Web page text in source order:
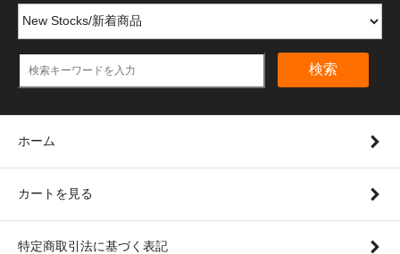
検索
ホーム
カートを見る
特定商取引法に基づく表記